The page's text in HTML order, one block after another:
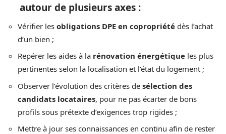
autour de plusieurs axes :
Vérifier les obligations DPE en copropriété dès l’achat
d’un bien ;
Repérer les aides à la rénovation énergétique les plus
pertinentes selon la localisation et l’état du logement ;
Observer l’évolution des critères de sélection des
candidats locataires, pour ne pas écarter de bons
profils sous prétexte d’exigences trop rigides ;
Mettre à jour ses connaissances en continu afin de rester